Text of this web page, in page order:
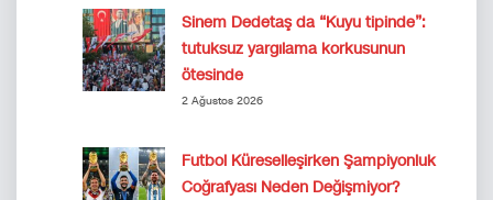
Sinem Dedetaş da “Kuyu tipinde”:
tutuksuz yargılama korkusunun
ötesinde
2 Ağustos 2026
Futbol Küreselleşirken Şampiyonluk
Coğrafyası Neden Değişmiyor?